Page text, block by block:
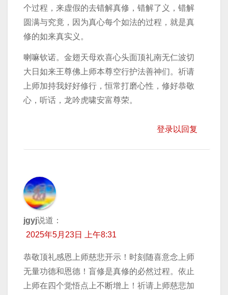
个过程，来虚假的去错解真修，错解了义，错解
圆满与究竟，因为真心每个如法的过程，就是真
修的如来真实义。
喇嘛钦诺。金翅天母欢喜心头面顶礼南无仁波切
大日如来王尊佛上师本尊空行护法善神们。祈请
上师加持我好好修行，恒常打磨心性，修好恭敬
心，听话，龙吟虎啸安富尊荣。
登录以回复
jgyj说道：
2025年5月23日 上午8:31
恭敬顶礼感恩上师慈悲开示！时刻随喜意念上师
无量功德和恩德！盲修是真修的必然过程。依止
上师在四个觉悟点上不断增上！祈请上师慈悲加